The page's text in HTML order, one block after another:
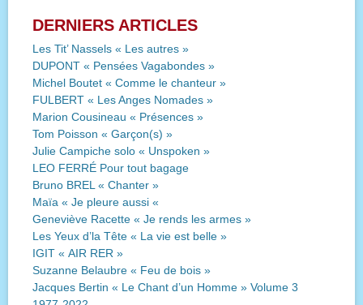
DERNIERS ARTICLES
Les Tit’ Nassels « Les autres »
DUPONT « Pensées Vagabondes »
Michel Boutet « Comme le chanteur »
FULBERT « Les Anges Nomades »
Marion Cousineau « Présences »
Tom Poisson « Garçon(s) »
Julie Campiche solo « Unspoken »
LEO FERRÉ Pour tout bagage
Bruno BREL « Chanter »
Maïa « Je pleure aussi «
Geneviève Racette « Je rends les armes »
Les Yeux d’la Tête « La vie est belle »
IGIT « AIR RER »
Suzanne Belaubre « Feu de bois »
Jacques Bertin « Le Chant d’un Homme » Volume 3